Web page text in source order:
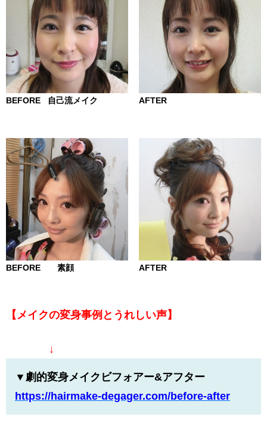
BEFORE 自己流メイク AFTER
BEFORE 素顔 AFTER
【メイクの変身事例とうれしい声】
↓
▼劇的変身メイクビフォアー&アフター
https://hairmake-degager.com/before-after